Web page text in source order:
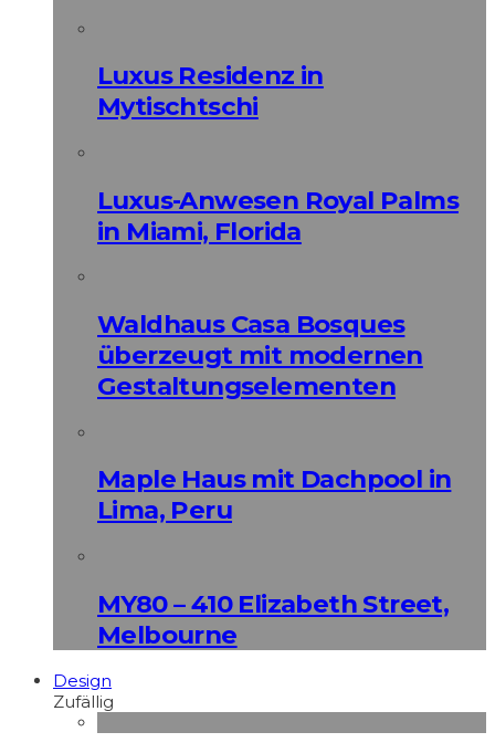
Luxus Residenz in
Mytischtschi
Luxus-Anwesen Royal Palms
in Miami, Florida
Waldhaus Casa Bosques
überzeugt mit modernen
Gestaltungselementen
Maple Haus mit Dachpool in
Lima, Peru
MY80 – 410 Elizabeth Street,
Melbourne
Design
Zufällig